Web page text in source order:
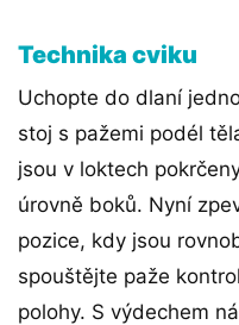
Technika cviku
Uchopte do dlaní
stoj s pažemi podél
jsou v loktech
úrovně boků. Nyní
pozice, kdy jsou
spouštějte paže
polohy. S výdechem